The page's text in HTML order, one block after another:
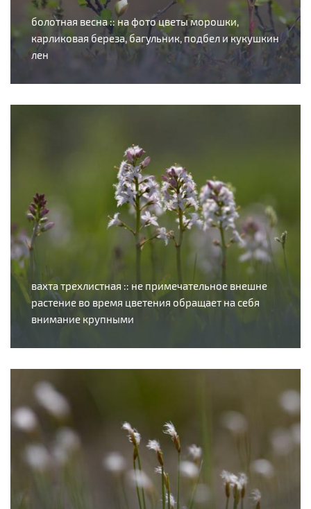
болотная весна :: на фото цветы морошки,
карликовая береза, багульник, подбел и кукушкин
лен
вахта трехлистная :: не примечательное внешне
растение во время цветения обращает на себя
внимание крупными